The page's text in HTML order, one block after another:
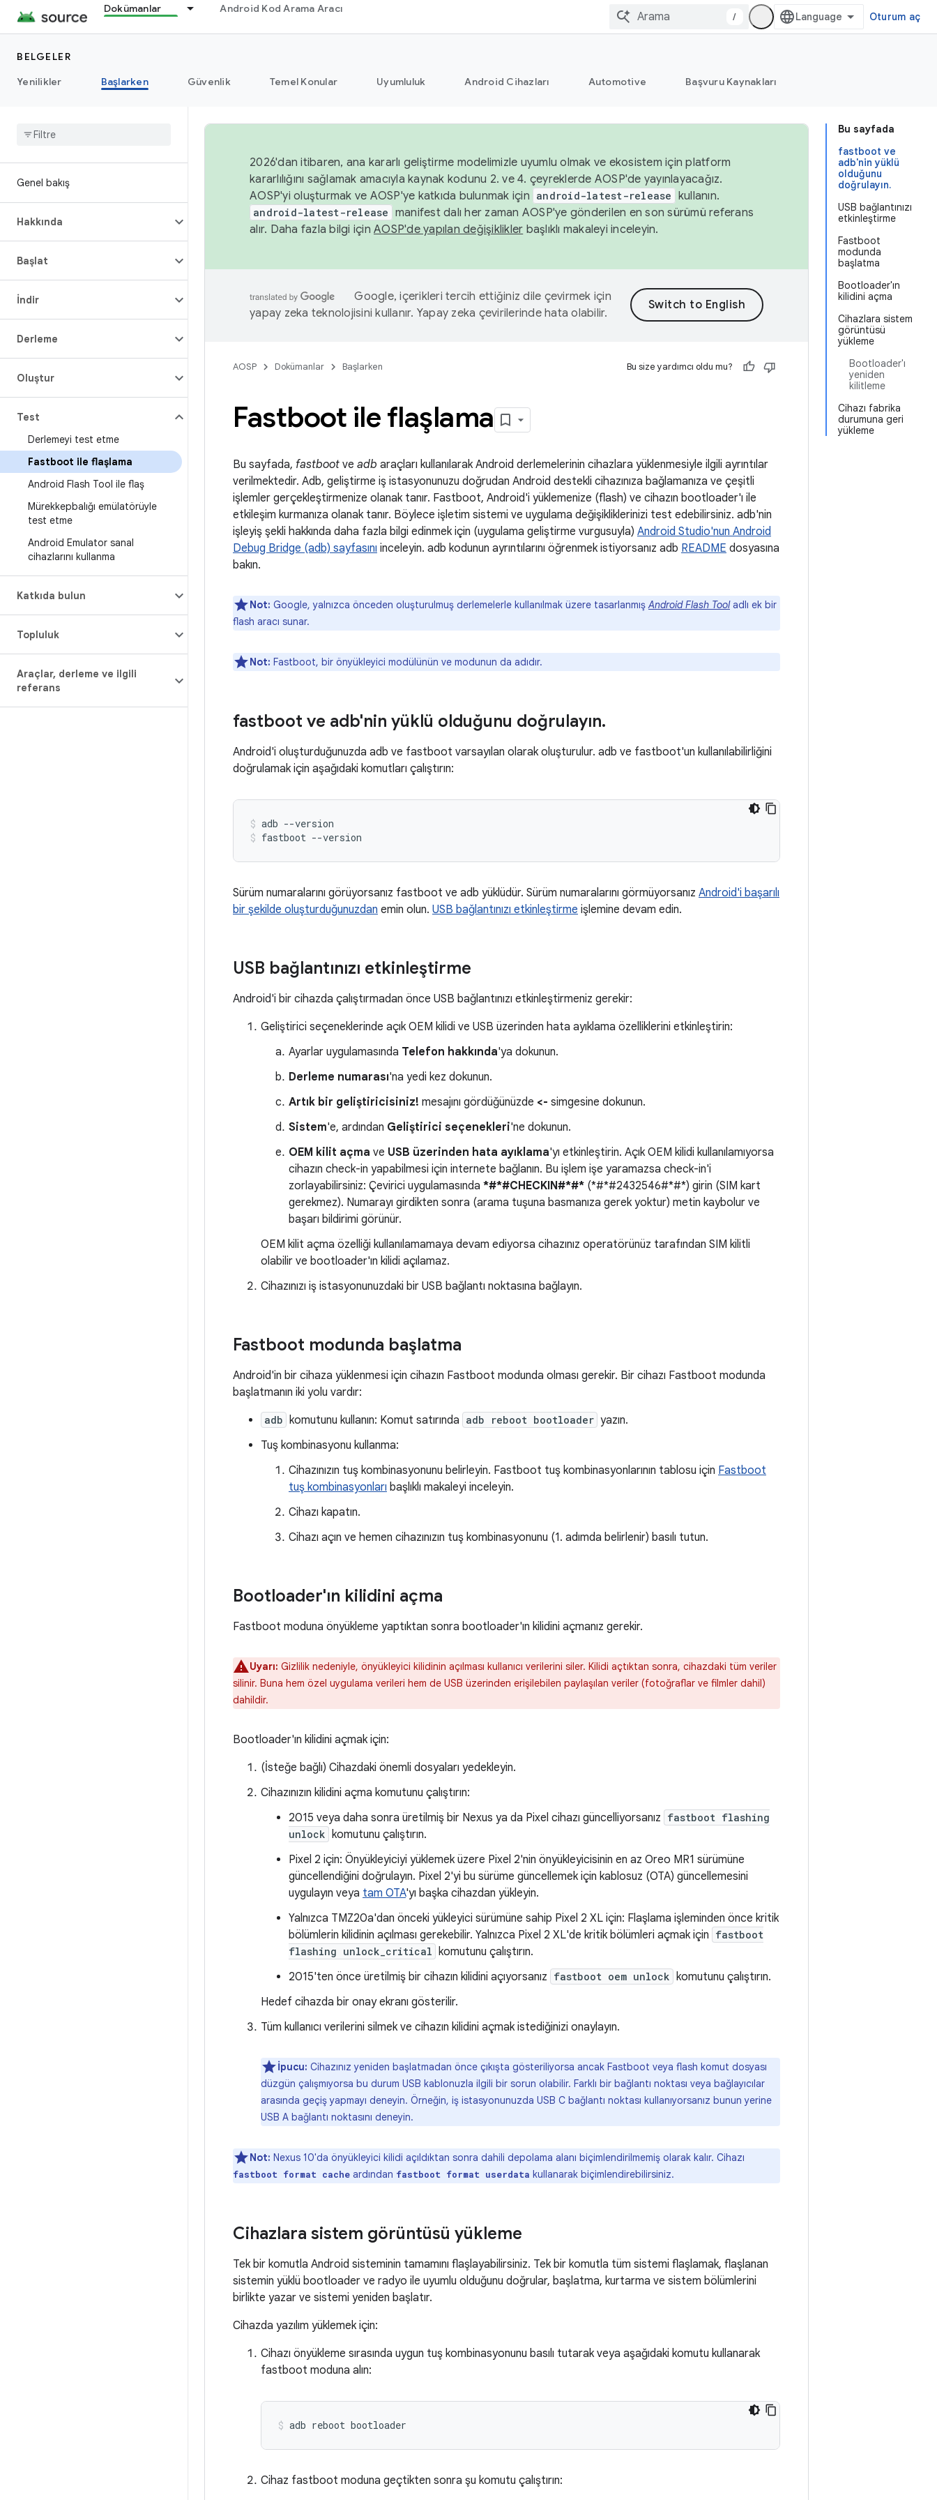
Dokümanlar Android Kod Arama Aracı
/ Oturum aç
BELGELER
Yenilikler
Başlarken Güvenlik Temel Konular Uyumluluk Android Cihazları Automotive Başvuru Kaynakları
Genel bakış
Hakkında
Başlat
İndir
Derleme
Oluştur
Test
Derlemeyi test etme
Fastboot ile flaşlama
Android Flash Tool ile flaş
Mürekkepbalığı emülatörüyle
test etme
Android Emulator sanal
cihazlarını kullanma
Katkıda bulun
Topluluk
Araçlar, derleme ve ilgili
referans
Bu sayfada
fastboot ve
adb'nin yüklü
olduğunu
doğrulayın.
USB bağlantınızı
etkinleştirme
Fastboot
modunda
başlatma
Bootloader'ın
kilidini açma
Cihazlara sistem
görüntüsü
yükleme
Bootloader'ı
yeniden
kilitleme
Cihazı fabrika
durumuna geri
yükleme
2026'dan itibaren, ana kararlı geliştirme modelimizle uyumlu olmak ve ekosistem için platform
kararlılığını sağlamak amacıyla kaynak kodunu 2. ve 4. çeyreklerde AOSP'de yayınlayacağız.
AOSP'yi oluşturmak ve AOSP'ye katkıda bulunmak için android-latest-release kullanın.
android-latest-release manifest dalı her zaman AOSP'ye gönderilen en son sürümü referans
alır. Daha fazla bilgi için AOSP'de yapılan değişiklikler başlıklı makaleyi inceleyin.
Google, içerikleri tercih ettiğiniz dile çevirmek için
yapay zeka teknolojisini kullanır. Yapay zeka çevirilerinde hata olabilir.
AOSP Dokümanlar Başlarken Bu size yardımcı oldu mu?
Fastboot ile flaşlama
Bu sayfada, fastboot ve adb araçları kullanılarak Android derlemelerinin cihazlara yüklenmesiyle ilgili ayrıntılar
verilmektedir. Adb, geliştirme iş istasyonunuzu doğrudan Android destekli cihazınıza bağlamanıza ve çeşitli
işlemler gerçekleştirmenize olanak tanır. Fastboot, Android'i yüklemenize (flash) ve cihazın bootloader'ı ile
etkileşim kurmanıza olanak tanır. Böylece işletim sistemi ve uygulama değişikliklerinizi test edebilirsiniz. adb'nin
işleyiş şekli hakkında daha fazla bilgi edinmek için (uygulama geliştirme vurgusuyla) Android Studio'nun Android
Debug Bridge (adb) sayfasını inceleyin. adb kodunun ayrıntılarını öğrenmek istiyorsanız adb README dosyasına
bakın.
Not: Google, yalnızca önceden oluşturulmuş derlemelerle kullanılmak üzere tasarlanmışAndroid Flash Tooladlı ek bir
flash aracı sunar.
Not: Fastboot, bir önyükleyici modülünün ve modunun da adıdır.
fastboot ve adb'nin yüklü olduğunu doğrulayın.
Android'i oluşturduğunuzda adb ve fastboot varsayılan olarak oluşturulur. adb ve fastboot'un kullanılabilirliğini
doğrulamak için aşağıdaki komutları çalıştırın:
adb --version
fastboot --version
Sürüm numaralarını görüyorsanız fastboot ve adb yüklüdür. Sürüm numaralarını görmüyorsanız Android'i başarılı
bir şekilde oluşturduğunuzdan emin olun. USB bağlantınızı etkinleştirme işlemine devam edin.
USB bağlantınızı etkinleştirme
Android'i bir cihazda çalıştırmadan önce USB bağlantınızı etkinleştirmeniz gerekir:
Geliştirici seçeneklerinde açık OEM kilidi ve USB üzerinden hata ayıklama özelliklerini etkinleştirin:
Ayarlar uygulamasında Telefon hakkında'ya dokunun.
Derleme numarası'na yedi kez dokunun.
Artık bir geliştiricisiniz! mesajını gördüğünüzde <- simgesine dokunun.
Sistem'e, ardından Geliştirici seçenekleri'ne dokunun.
OEM kilit açma ve USB üzerinden hata ayıklama'yı etkinleştirin. Açık OEM kilidi kullanılamıyorsa
cihazın check-in yapabilmesi için internete bağlanın. Bu işlem işe yaramazsa check-in'i
zorlayabilirsiniz: Çevirici uygulamasında *#*#CHECKIN#*#* (*#*#2432546#*#*) girin (SIM kart
gerekmez). Numarayı girdikten sonra (arama tuşuna basmanıza gerek yoktur) metin kaybolur ve
başarı bildirimi görünür.
OEM kilit açma özelliği kullanılamamaya devam ediyorsa cihazınız operatörünüz tarafından SIM kilitli
olabilir ve bootloader'ın kilidi açılamaz.
Cihazınızı iş istasyonunuzdaki bir USB bağlantı noktasına bağlayın.
Fastboot modunda başlatma
Android'in bir cihaza yüklenmesi için cihazın Fastboot modunda olması gerekir. Bir cihazı Fastboot modunda
başlatmanın iki yolu vardır:
adb komutunu kullanın: Komut satırında adb reboot bootloader yazın.
Tuş kombinasyonu kullanma:
Cihazınızın tuş kombinasyonunu belirleyin. Fastboot tuş kombinasyonlarının tablosu için Fastboot
tuş kombinasyonları başlıklı makaleyi inceleyin.
Cihazı kapatın.
Cihazı açın ve hemen cihazınızın tuş kombinasyonunu (1. adımda belirlenir) basılı tutun.
Bootloader'ın kilidini açma
Fastboot moduna önyükleme yaptıktan sonra bootloader'ın kilidini açmanız gerekir.
Uyarı: Gizlilik nedeniyle, önyükleyici kilidinin açılması kullanıcı verilerini siler. Kilidi açtıktan sonra, cihazdaki tüm veriler
silinir. Buna hem özel uygulama verileri hem de USB üzerinden erişilebilen paylaşılan veriler (fotoğraflar ve filmler dahil)
dahildir.
Bootloader'ın kilidini açmak için:
(İsteğe bağlı) Cihazdaki önemli dosyaları yedekleyin.
Cihazınızın kilidini açma komutunu çalıştırın:
2015 veya daha sonra üretilmiş bir Nexus ya da Pixel cihazı güncelliyorsanız fastboot flashing
unlock komutunu çalıştırın.
Pixel 2 için: Önyükleyiciyi yüklemek üzere Pixel 2'nin önyükleyicisinin en az Oreo MR1 sürümüne
güncellendiğini doğrulayın. Pixel 2'yi bu sürüme güncellemek için kablosuz (OTA) güncellemesini
uygulayın veya tam OTA'yı başka cihazdan yükleyin.
Yalnızca TMZ20a'dan önceki yükleyici sürümüne sahip Pixel 2 XL için: Flaşlama işleminden önce kritik
bölümlerin kilidinin açılması gerekebilir. Yalnızca Pixel 2 XL'de kritik bölümleri açmak için fastboot
flashing unlock_critical komutunu çalıştırın.
2015'ten önce üretilmiş bir cihazın kilidini açıyorsanız fastboot oem unlock komutunu çalıştırın.
Hedef cihazda bir onay ekranı gösterilir.
Tüm kullanıcı verilerini silmek ve cihazın kilidini açmak istediğinizi onaylayın.
İpucu: Cihazınız yeniden başlatmadan önce çıkışta gösteriliyorsa ancak Fastboot veya flash komut dosyası
düzgün çalışmıyorsa bu durum USB kablonuzla ilgili bir sorun olabilir. Farklı bir bağlantı noktası veya bağlayıcılar
arasında geçiş yapmayı deneyin. Örneğin, iş istasyonunuzda USB C bağlantı noktası kullanıyorsanız bunun yerine
USB A bağlantı noktasını deneyin.
Not: Nexus 10'da önyükleyici kilidi açıldıktan sonra dahili depolama alanı biçimlendirilmemiş olarak kalır. Cihazı
fastboot format cache ardından fastboot format userdata kullanarak biçimlendirebilirsiniz.
Cihazlara sistem görüntüsü yükleme
Tek bir komutla Android sisteminin tamamını flaşlayabilirsiniz. Tek bir komutla tüm sistemi flaşlamak, flaşlanan
sistemin yüklü bootloader ve radyo ile uyumlu olduğunu doğrular, başlatma, kurtarma ve sistem bölümlerini
birlikte yazar ve sistemi yeniden başlatır.
Cihazda yazılım yüklemek için:
Cihazı önyükleme sırasında uygun tuş kombinasyonunu basılı tutarak veya aşağıdaki komutu kullanarak
fastboot moduna alın:
adb reboot bootloader
Cihaz fastboot moduna geçtikten sonra şu komutu çalıştırın: